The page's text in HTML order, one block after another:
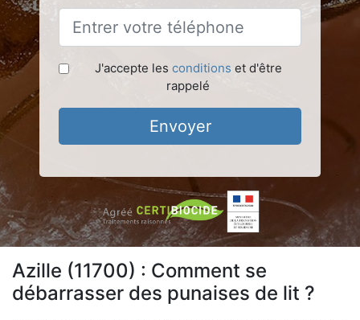
J'accepte les conditions et d'être
rappelé
Envoyer
Azille (11700) : Comment se
débarrasser des punaises de lit ?